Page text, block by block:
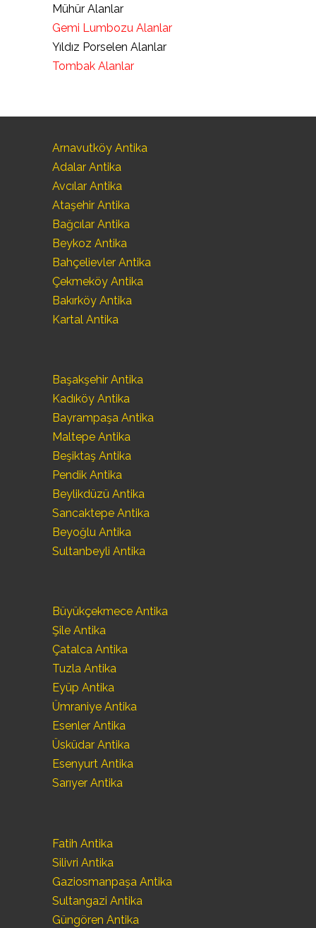
Mühür Alanlar
Gemi Lumbozu Alanlar
Yıldız Porselen Alanlar
Tombak Alanlar
Arnavutköy Antika
Adalar Antika
Avcılar Antika
Ataşehir Antika
Bağcılar Antika
Beykoz Antika
Bahçelievler Antika
Çekmeköy Antika
Bakırköy Antika
Kartal Antika
Başakşehir Antika
Kadıköy Antika
Bayrampaşa Antika
Maltepe Antika
Beşiktaş Antika
Pendik Antika
Beylikdüzü Antika
Sancaktepe Antika
Beyoğlu Antika
Sultanbeyli Antika
Büyükçekmece Antika
Şile Antika
Çatalca Antika
Tuzla Antika
Eyüp Antika
Ümraniye Antika
Esenler Antika
Üsküdar Antika
Esenyurt Antika
Sarıyer Antika
Fatih Antika
Silivri Antika
Gaziosmanpaşa Antika
Sultangazi Antika
Güngören Antika